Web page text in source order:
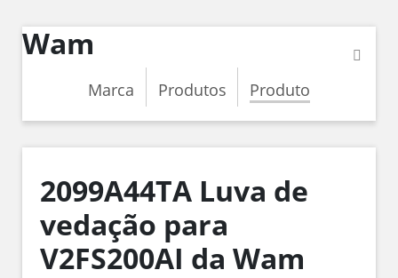
Wam
Marca Produtos Produto
2099A44TA Luva de
vedação para
V2FS200AI da Wam